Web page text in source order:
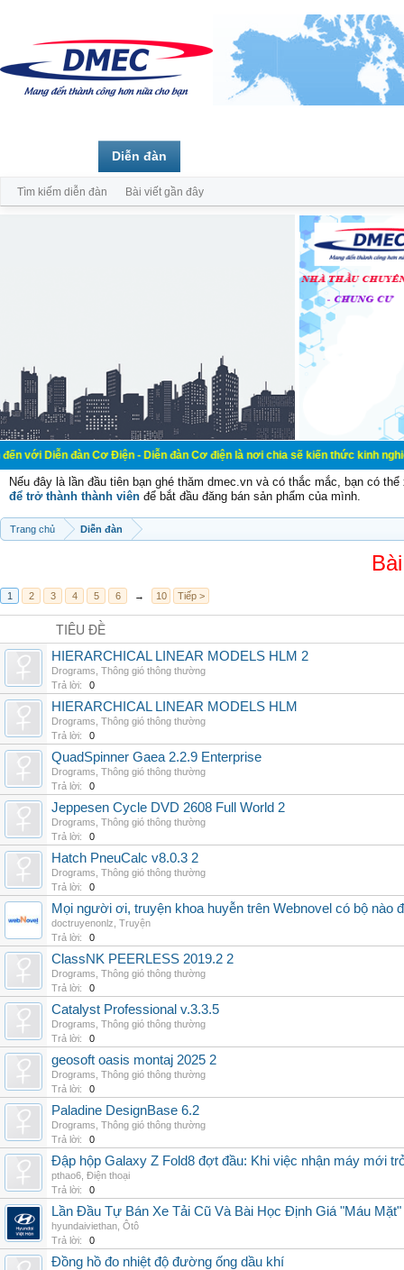
đàn Cơ Điện - Diễn đàn Cơ điện là nơi chia sẽ kiến thức kinh nghiệm
Nếu đây là lần đầu tiên bạn ghé thăm dmec.vn và có thắc mắc, bạn có
để trở thành thành viên để bắt đầu đăng bán sản phẩm của mình.
Trang chủ Diễn đàn
1 2 3 4 5 6 → 10 Tiếp >
TIÊU ĐỀ
HIERARCHICAL LINEAR MODELS HLM 2
Drograms Thông gió thông thường
Trả lời:
0
HIERARCHICAL LINEAR MODELS HLM
Drograms Thông gió thông thường
Trả lời:
0
QuadSpinner Gaea 2.2.9 Enterprise
Drograms Thông gió thông thường
Trả lời:
0
Jeppesen Cycle DVD 2608 Full World 2
Drograms Thông gió thông thường
Trả lời:
0
Hatch PneuCalc v8.0.3 2
Drograms Thông gió thông thường
Trả lời:
0
Mọi người ơi, truyện khoa huyễn trên Webnovel có bộ nào
doctruyenonlz Truyện
Trả lời:
0
ClassNK PEERLESS 2019.2 2
Drograms Thông gió thông thường
Trả lời:
0
Catalyst Professional v.3.3.5
Drograms Thông gió thông thường
Trả lời:
0
geosoft oasis montaj 2025 2
Drograms Thông gió thông thường
Trả lời:
0
Paladine DesignBase 6.2
Drograms Thông gió thông thường
Trả lời:
0
Đập hộp Galaxy Z Fold8 đợt đầu: Khi việc nhận máy mới
pthao6 Điện thoại
Trả lời:
0
Lần Đầu Tự Bán Xe Tải Cũ Và Bài Học Định Giá "Máu
hyundaiviethan Ôtô
Trả lời:
0
Đồng hồ đo nhiệt độ đường ống dầu khí
Diễn đàn
Tìm kiếm diễn đàn Bài viết gần đây